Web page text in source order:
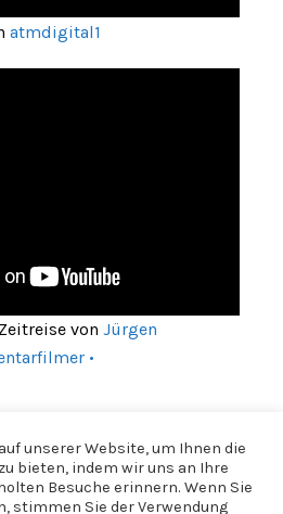
atmdigital1
von Jürgen
•
unserer Website, um Ihnen die
bieten, indem wir uns an Ihre
Besuche erinnern. Wenn Sie
stimmen Sie der Verwendung